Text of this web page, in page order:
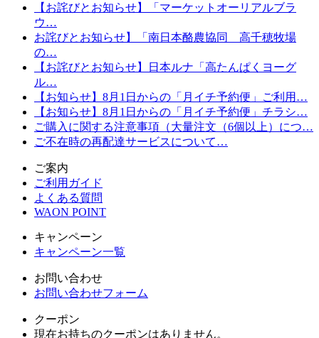
【お詫びとお知らせ】「マーケットオーリアルブラ
ウ…
お詫びとお知らせ】「南日本酪農協同 高千穂牧場
の…
【お詫びとお知らせ】日本ルナ「高たんぱくヨーグ
ル…
【お知らせ】8月1日からの「月イチ予約便」ご利用…
【お知らせ】8月1日からの「月イチ予約便」チラシ…
ご購入に関する注意事項（大量注文（6個以上）につ…
ご不在時の再配達サービスについて…
ご案内
ご利用ガイド
よくある質問
WAON POINT
キャンペーン
キャンペーン一覧
お問い合わせ
お問い合わせフォーム
クーポン
現在お持ちのクーポンはありません。